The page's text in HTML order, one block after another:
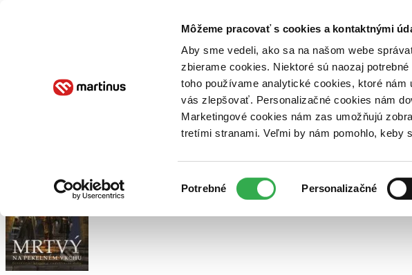
Môžeme pracovať s cookies a kontaktnými
Aby sme vedeli, ako sa na našom webe
zbierame cookies. Niektoré sú naozaj
toho používame analytické cookies, ktoré
vás zlepšovať. Personalizačné cookies nám
Marketingové cookies nám zas umožňujú
tretími stranami. Veľmi by nám pomohlo, keby
súhlasu
Potrebné Personalizačné
Poukážky Kontakt